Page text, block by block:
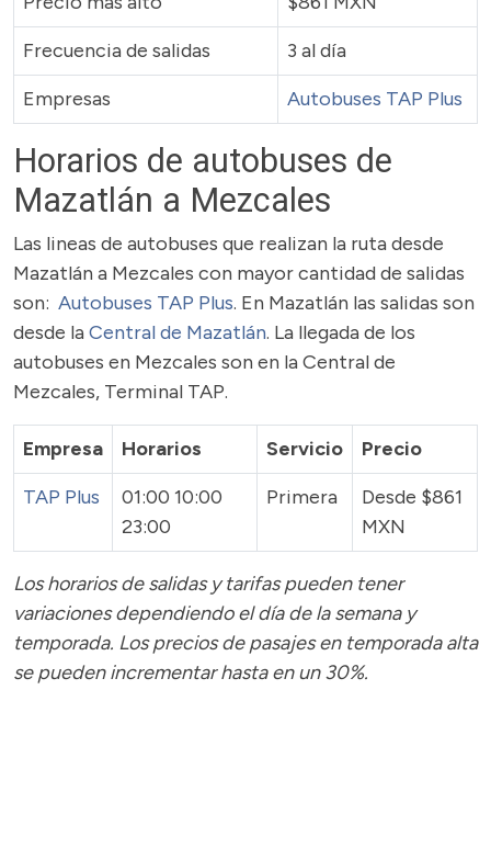
Frecuencia de salidas
3 al día
Empresas
Autobuses TAP Plus
Horarios de autobuses de
Mazatlán a Mezcales
Las lineas de autobuses que realizan la ruta desde
Mazatlán a Mezcales con mayor cantidad de salidas
son: Autobuses TAP Plus. En Mazatlán las salidas son
desde laCentral de Mazatlán. La llegada de los
autobuses en Mezcales son en la Central de
Mezcales, Terminal TAP.
Empresa Horarios Servicio
Precio
TAP Plus
01:00 10:00
23:00
Primera
Desde $861
MXN
Los horarios de salidas y tarifas pueden tener
variaciones dependiendo el día de la semana y
temporada. Los precios de pasajesen temporada alta
se pueden incrementar hasta en un 30%.